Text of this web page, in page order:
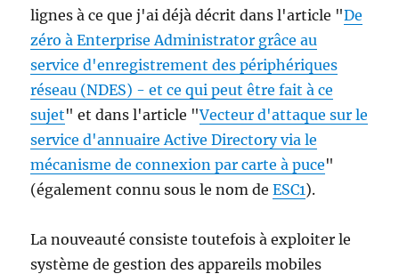
lignes à ce que j'ai déjà décrit dans l'article "De
zéro à Enterprise Administrator grâce au
service d'enregistrement des périphériques
réseau (NDES) - et ce qui peut être fait à ce
sujet" et dans l'article "Vecteur d'attaque sur le
service d'annuaire Active Directory via le
mécanisme de connexion par carte à puce"
(également connu sous le nom deESC1).
La nouveauté consiste toutefois à exploiter le
système de gestion des appareils mobiles